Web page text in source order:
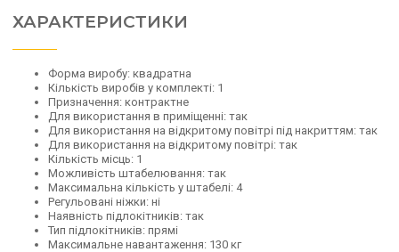
ХАРАКТЕРИСТИКИ
Форма виробу: квадратна
Кількість виробів у комплекті: 1
Призначення: контрактне
Для використання в приміщенні: так
Для використання на відкритому повітрі під накриттям: так
Для використання на відкритому повітрі: так
Кількість місць: 1
Можливість штабелювання: так
Максимальна кількість у штабелі: 4
Регульовані ніжки: ні
Наявність підлокітників: так
Тип підлокітників: прямі
Максимальне навантаження: 130 кг